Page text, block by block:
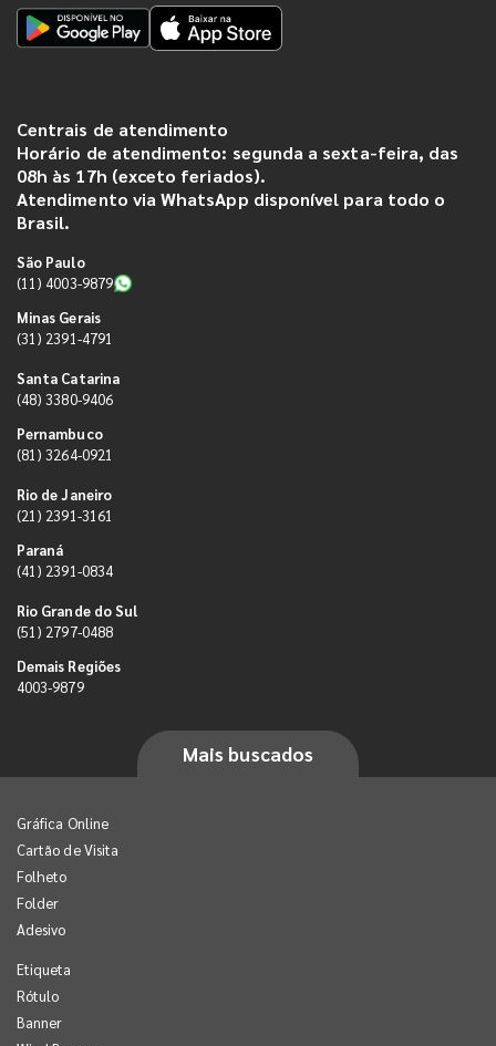
Centrais de atendimento
Horário de atendimento: segunda a sexta-feira, das
08h às 17h (exceto feriados).
Atendimento via WhatsApp disponível para todo o
Brasil.
São Paulo
(11) 4003-9879
Minas Gerais
(31) 2391-4791
Santa Catarina
(48) 3380-9406
Pernambuco
(81) 3264-0921
Rio de Janeiro
(21) 2391-3161
Paraná
(41) 2391-0834
Rio Grande do Sul
(51) 2797-0488
Demais Regiões
4003-9879
Mais buscados
Gráfica Online
Cartão de Visita
Folheto
Folder
Adesivo
Etiqueta
Rótulo
Banner